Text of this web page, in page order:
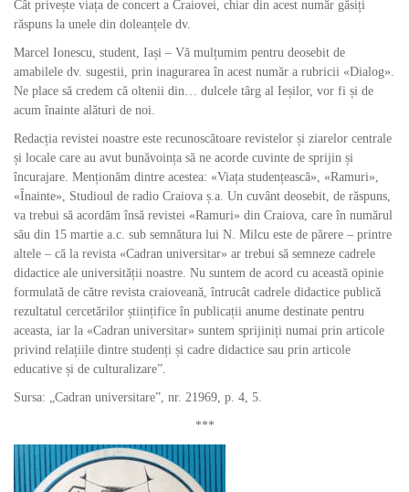
Cât privește viața de concert a Craiovei, chiar din acest număr găsiți
răspuns la unele din doleanțele dv.
Marcel Ionescu, student, Iași – Vă mulțumim pentru deosebit de
amabilele dv. sugestii, prin inagurarea în acest număr a rubricii «Dialog».
Ne place să credem că oltenii din… dulcele târg al Ieșilor, vor fi și de
acum înainte alături de noi.
Redacția revistei noastre este recunoscătoare revistelor și ziarelor centrale
și locale care au avut bunăvoința să ne acorde cuvinte de sprijin și
încurajare. Menționăm dintre acestea: «Viața studențească», «Ramuri»,
«Înainte», Studioul de radio Craiova ș.a. Un cuvânt deosebit, de răspuns,
va trebui să acordăm însă revistei «Ramuri» din Craiova, care în numărul
său din 15 martie a.c. sub semnătura lui N. Milcu este de părere – printre
altele – că la revista «Cadran universitar» ar trebui să semneze cadrele
didactice ale universității noastre. Nu suntem de acord cu această opinie
formulată de către revista craioveană, întrucât cadrele didactice publică
rezultatul cercetărilor științifice în publicații anume destinate pentru
aceasta, iar la «Cadran universitar» suntem sprijiniți numai prin articole
privind relațiile dintre studenți și cadre didactice sau prin articole
educative și de culturalizare”.
Sursa: „Cadran universitare”, nr. 21969, p. 4, 5.
***